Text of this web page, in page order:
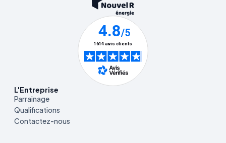
L'Entreprise
Parrainage
Qualifications
Contactez-nous